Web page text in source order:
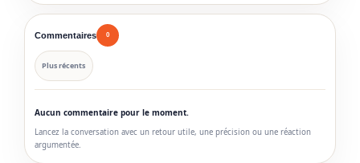
Commentaires 0
Plus récents
Aucun commentaire pour le moment.
Lancez la conversation avec un retour utile, une précision ou une réaction
argumentée.